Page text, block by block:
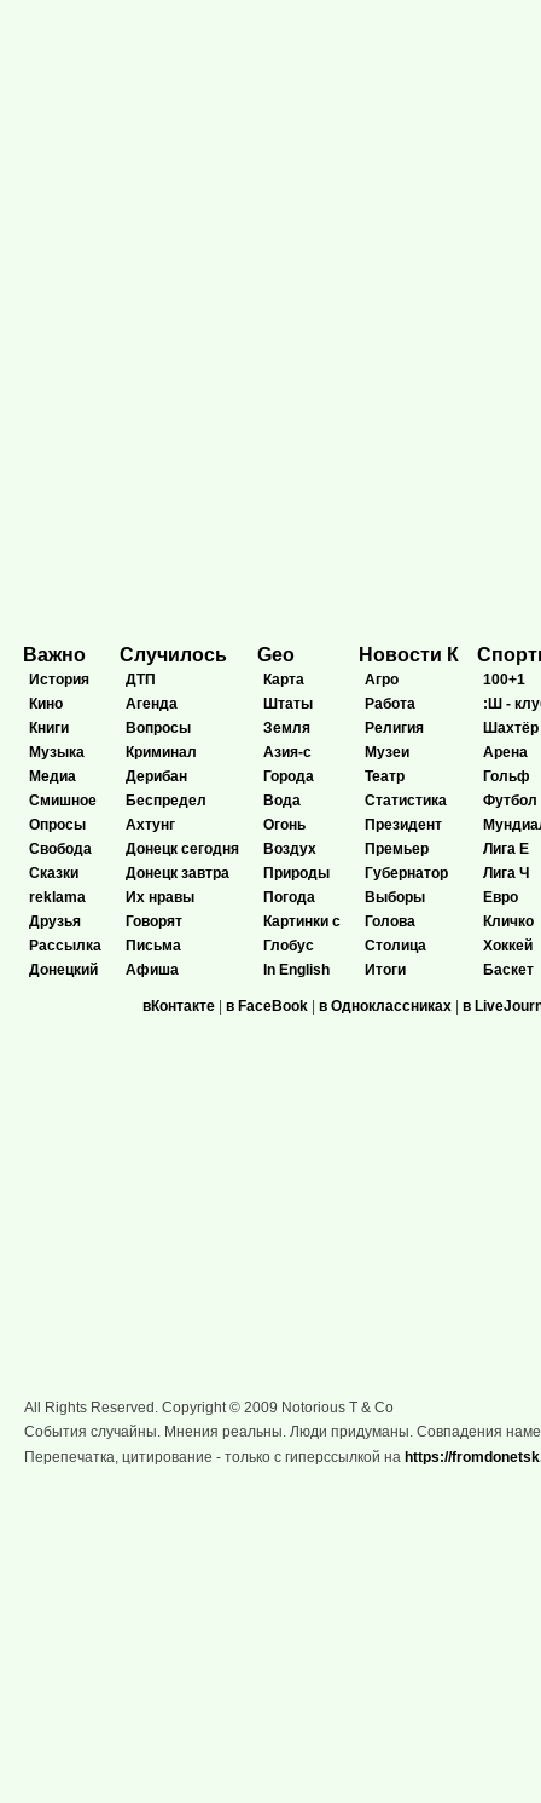
Важно
История
Кино
Книги
Музыка
Медиа
Смишное
Опросы
Свобода
Сказки
reklama
Друзья
Рассылка
Донецкий
Случилось
ДТП
Агенда
Вопросы
Криминал
Дерибан
Беспредел
Ахтунг
Донецк сегодня
Донецк завтра
Их нравы
Говорят
Письма
Афиша
Geo
Карта
Штаты
Земля
Азия-с
Города
Вода
Огонь
Воздух
Природы
Погода
Картинки с
Глобус
In English
Новости К
Агро
Работа
Религия
Музеи
Театр
Статистика
Президент
Премьер
Губернатор
Выборы
Голова
Столица
Итоги
100+1
:Ш -
Шахтёр
Арена
Гольф
Футбол
Лига Е
Лига Ч
Евро
Кличко
Хоккей
Баскет
вКонтакте | в FaceBook | в Одноклассниках | в
All Rights Reserved. Copyright © 2009 Notorious T & Co
События случайны. Мнения реальны. Люди придуманы. Совпадения
Перепечатка, цитирование - только с гиперссылкой на https://